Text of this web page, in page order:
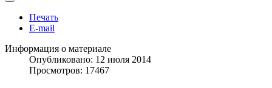
Печать
E-mail
Информация о материале
Опубликовано: 12 июля 2014
Просмотров: 17467